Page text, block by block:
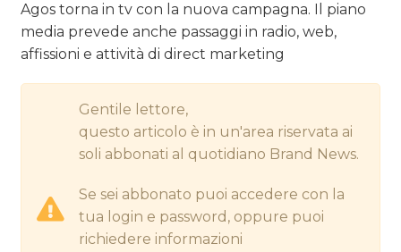
RADIO / AUDIO
TV
RICERCHE
Agos torna in tv con la nuova campagna. Il piano
media prevede anche passaggi in radio, web,
affissioni e attività di direct marketing
Gentile lettore,
questo articolo è in un'area riservata ai
soli abbonati al quotidiano Brand News.
Se sei abbonato puoi accedere con la
tua login e password, oppure puoi
richiedere informazioni